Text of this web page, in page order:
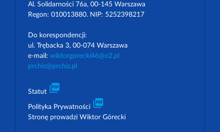
Al. Solidarności 76a, 00-145 Warszawa
Regon: 010013880. NIP: 5252398217
Do korespondencji:
ul. Trębacka 3, 00-074 Warszawa
e-mail: wiktorgorecki46@o2.pl
prchiz@prchiz.pl
Statut picture_as_pdf
Polityka Prywatności picture_as_pdf
Stronę prowadzi Wiktor Górecki